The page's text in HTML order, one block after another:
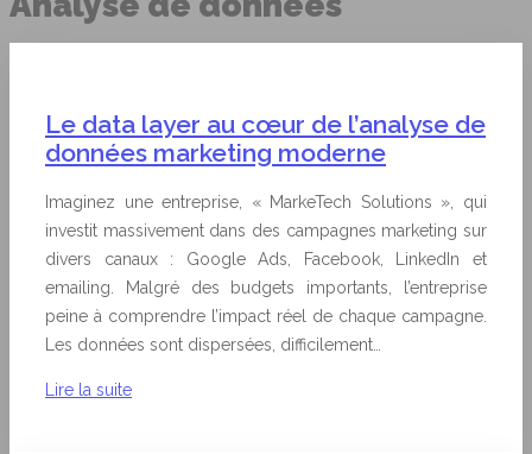
Le data layer au cœur de l’analyse de
données marketing moderne
Imaginez une entreprise, « MarkeTech Solutions », qui
investit massivement dans des campagnes marketing sur
divers canaux : Google Ads, Facebook, LinkedIn et
emailing. Malgré des budgets importants, l’entreprise
peine à comprendre l’impact réel de chaque campagne.
Les données sont dispersées, difficilement…
Lire la suite